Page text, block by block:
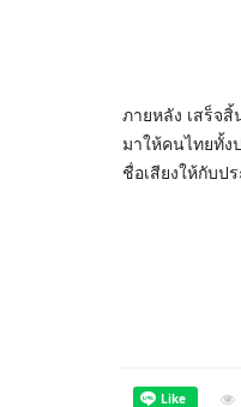
ภายหลัง เสร็จ
มาให้คนไทยทั้ง
ชื่อเสียงให้กับป